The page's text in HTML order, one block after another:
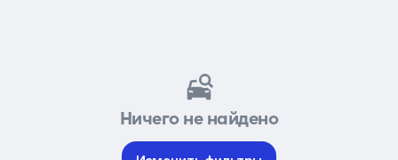
Ничего не найдено